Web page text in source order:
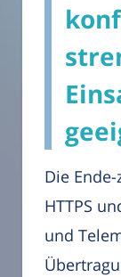
Die
HTTPS
und